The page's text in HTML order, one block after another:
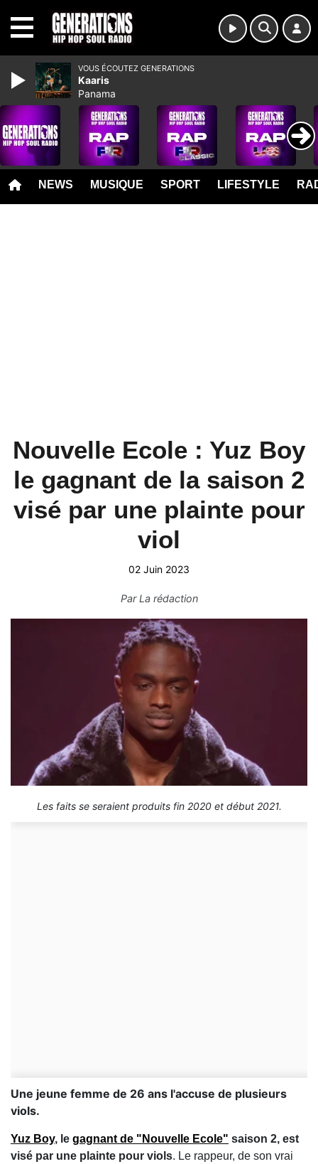
NEWS MUSIQUE SPORT LIFESTYLE
Nouvelle Ecole : Yuz Boy
le gagnant de la saison 2
visé par une plainte pour
viol
02 Juin 2023
ParLa rédaction
Les faits se seraient produits fin 2020 et début 2021.
Une jeune femme de 26 ans l'accuse de plusieurs
viols.
Yuz Boy, le gagnant de "Nouvelle Ecole" saison 2, est
visé par une plainte pour viols. Le rappeur, de son vrai
VOUS ÉCOUTEZ GENERATIONS
Kaaris
Panama